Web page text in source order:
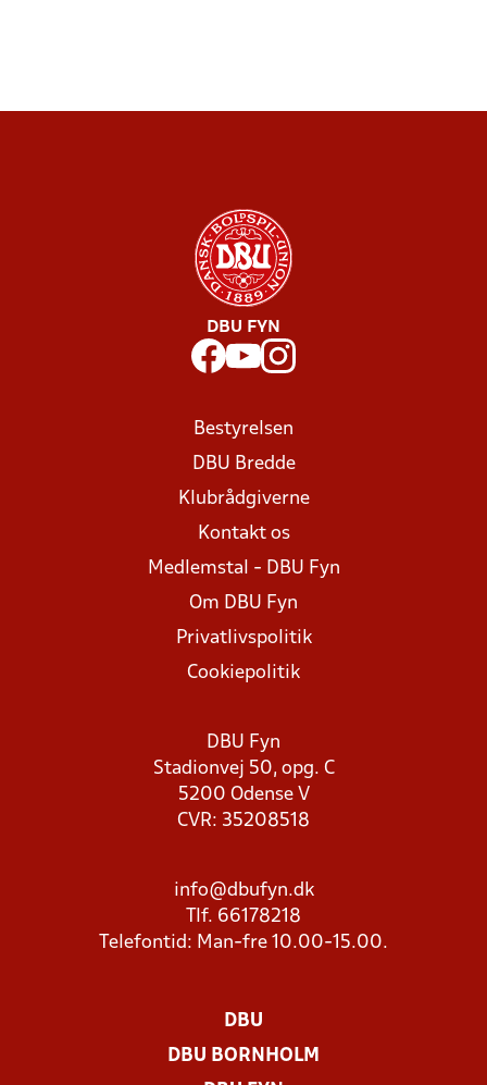
DBU FYN
Bestyrelsen
DBU Bredde
Klubrådgiverne
Kontakt os
Medlemstal - DBU Fyn
Om DBU Fyn
Privatlivspolitik
Cookiepolitik
DBU Fyn
Stadionvej 50, opg. C
5200 Odense V
CVR: 35208518
info@dbufyn.dk
Tlf. 66178218
Telefontid: Man-fre 10.00-15.00.
DBU
DBU BORNHOLM